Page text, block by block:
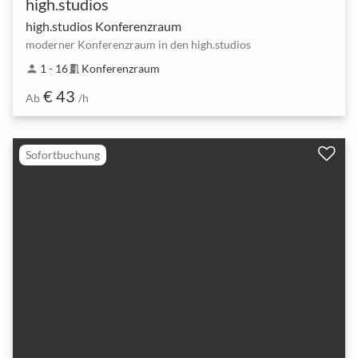
high.studios Konferenzraum
moderner Konferenzraum in den high.studios
person 1 - 16meeting_room Konferenzraum
Ab € 43 /h
Sofortbuchung